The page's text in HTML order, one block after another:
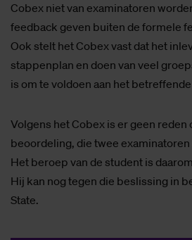
Cobex niet van examinatoren
feedback geven buiten de formele
Ook stelt het Cobex vast dat het
stappenplan en doen van veel
is om te voldoen aan het
Volgens het Cobex is er geen reden
beoordeling, die twee
Het beroep van de student is
Hij kan nog tegen die beslissing in
State.